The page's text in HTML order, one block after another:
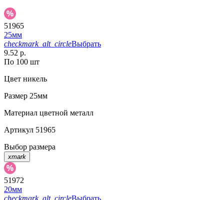
51965
25мм
checkmark_alt_circleВыбрать
9.52 р.
По 100 шт
Цвет никель
Размер 25мм
Материал цветной металл
Артикул 51965
Выбор размера
xmark
51972
20мм
checkmark_alt_circleВыбрать